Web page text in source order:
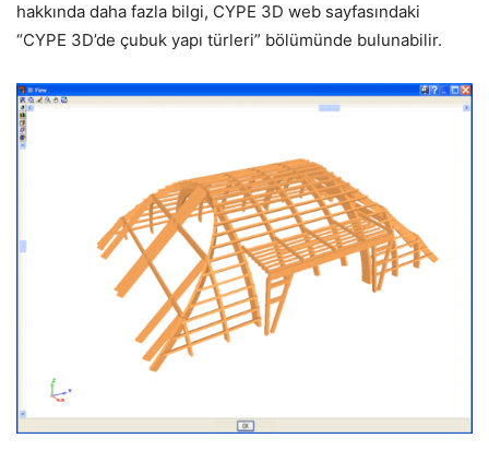
hakkında daha fazla bilgi, CYPE 3D web sayfasındaki
“CYPE 3D’de çubuk yapı türleri” bölümünde bulunabilir.